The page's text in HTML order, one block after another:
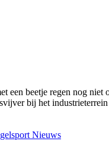
een beetje regen nog niet
bij het
Nieuws